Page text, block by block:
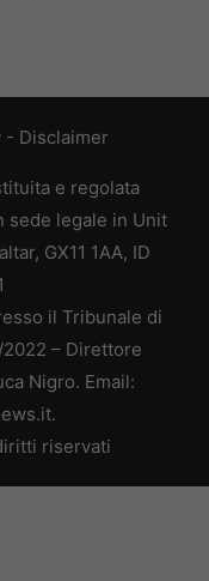
- Disclaimer
e regolata
sede legale in Unit
GX11 1AA, ID
il Tribunale di
– Direttore
Nigro. Email:
riservati